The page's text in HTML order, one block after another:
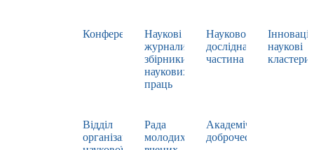
Конференції
Наукові
журнали,
збірники
наукових
праць
Науково-
дослідна
частина
наукові
кластери
Відділ
організації
Рада
молодих
Академічна
доброчесність